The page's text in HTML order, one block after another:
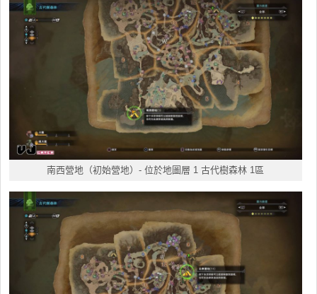
南西營地（初始營地）- 位於地圖層 1 古代樹森林 1區